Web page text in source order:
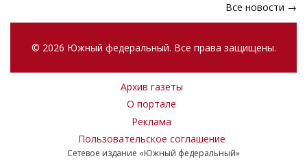
Все новости →
© 2026 Южный федеральный. Все права защищены.
Архив газеты
О портале
Реклама
Пользовательское соглашение
Сетевое издание «Южный федеральный»